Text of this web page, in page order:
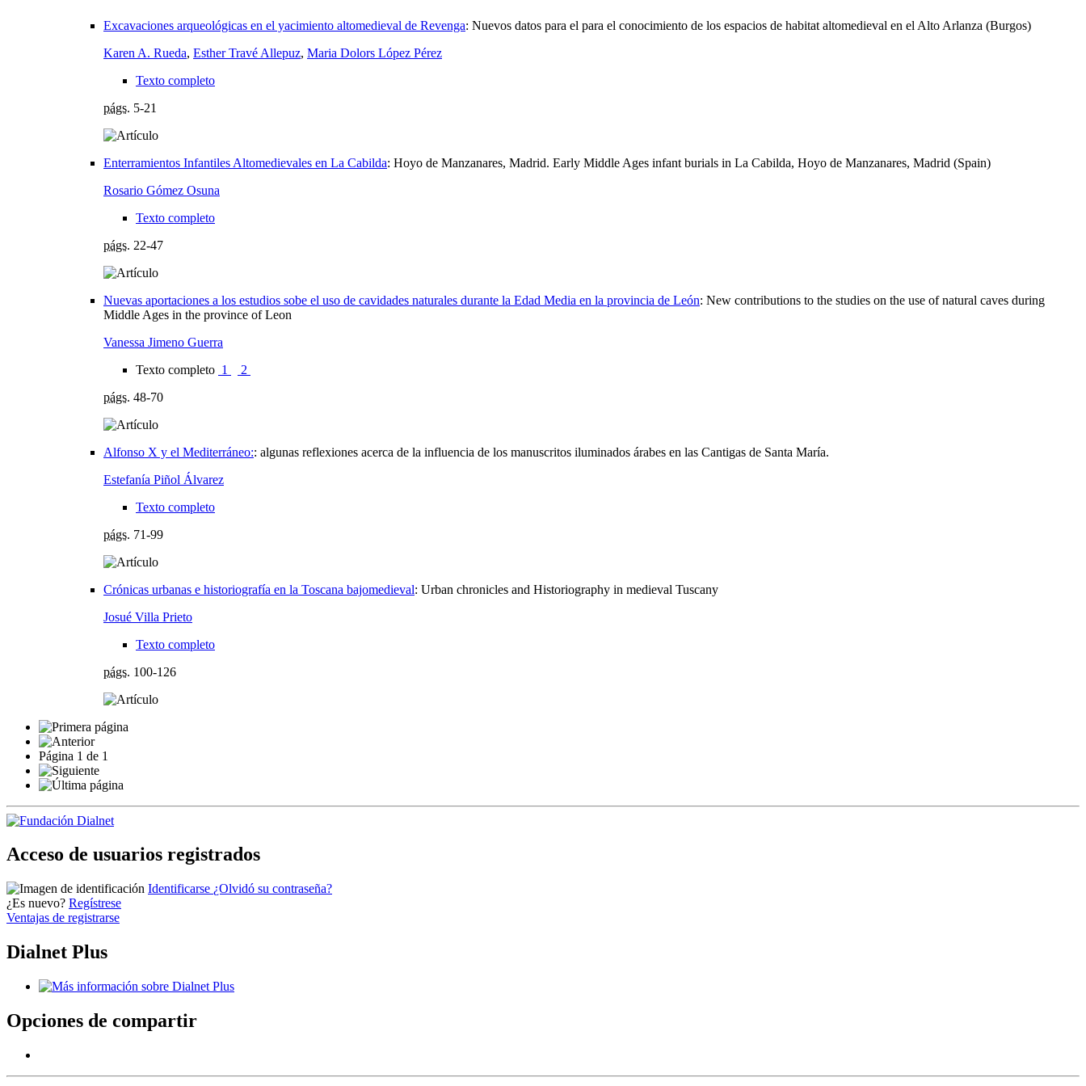
Excavaciones arqueológicas en el yacimiento altomedieval de Revenga: Nuevos datos para el para el conocimiento de los espacios de habitat altomedieval en el Alto Arlanza (Burgos)
Karen A. Rueda, Esther Travé Allepuz, Maria Dolors López Pérez
Texto completo
págs. 5-21
Enterramientos Infantiles Altomedievales en La Cabilda: Hoyo de Manzanares, Madrid. Early Middle Ages infant burials in La Cabilda, Hoyo de Manzanares, Madrid (Spain)
Rosario Gómez Osuna
Texto completo
págs. 22-47
Nuevas aportaciones a los estudios sobe el uso de cavidades naturales durante la Edad Media en la provincia de León: New contributions to the studies on the use of natural caves during
Middle Ages in the province of Leon
Vanessa Jimeno Guerra
Texto completo 1
2
págs. 48-70
Alfonso X y el Mediterráneo:: algunas reflexiones acerca de la influencia de los manuscritos iluminados árabes en las Cantigas de Santa María.
Estefanía Piñol Álvarez
Texto completo
págs. 71-99
Crónicas urbanas e historiografía en la Toscana bajomedieval: Urban chronicles and Historiography in medieval Tuscany
Josué Villa Prieto
Texto completo
págs. 100-126
Página 1 de 1
Acceso de usuarios registrados
Identificarse ¿Olvidó su contraseña?
¿Es nuevo? Regístrese
Ventajas de registrarse
Dialnet Plus
Opciones de compartir